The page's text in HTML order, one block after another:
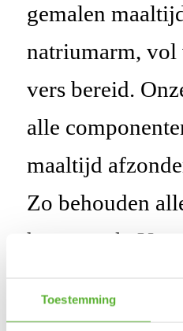
Toestemming
gemalen
natriumarm, vol
vers bereid.
alle
maaltijd
Zo behouden
hun smaak.
U
bietjes of een